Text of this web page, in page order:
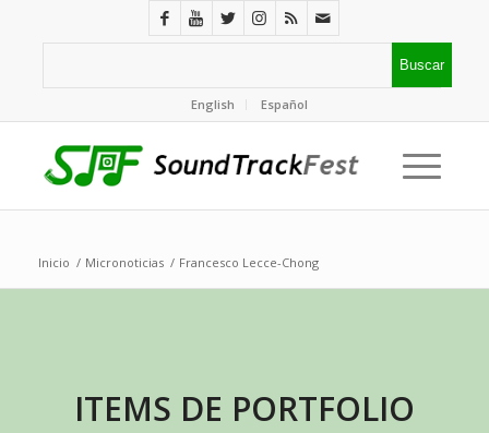
English Español
Inicio / Micronoticias / Francesco Lecce-Chong
ITEMS DE PORTFOLIO